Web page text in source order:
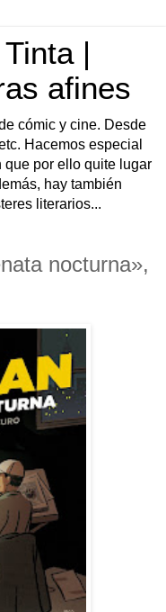
|
afines
cómic y cine. Desde
Hacemos especial
que por ello quite lugar
hay también
literarios...
nocturna»,